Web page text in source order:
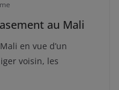
au Mali
en vue d’un
voisin, les